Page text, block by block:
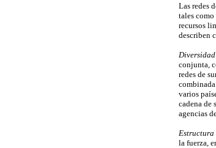
Las redes
tales
recursos
describen
conjunta,
redes de
varios
cadena de
agencias
la fuerza,